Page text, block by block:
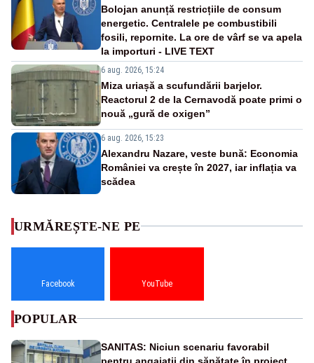
Bolojan anunță restricțiile de consum
energetic. Centralele pe combustibili
fosili, repornite. La ore de vârf se va apela
la importuri - LIVE TEXT
6 aug. 2026, 15:24
Miza uriașă a scufundării barjelor.
Reactorul 2 de la Cernavodă poate primi o
nouă „gură de oxigen”
6 aug. 2026, 15:23
Alexandru Nazare, veste bună: Economia
României va crește în 2027, iar inflația va
scădea
URMĂREȘTE-NE PE
Facebook YouTube
POPULAR
SANITAS: Niciun scenariu favorabil
pentru angajații din sănătate în proiectul